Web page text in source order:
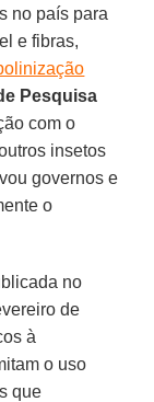
no país para
e fibras,
Pesquisa
com o
insetos
governos e
o
no
de
à
o uso
que